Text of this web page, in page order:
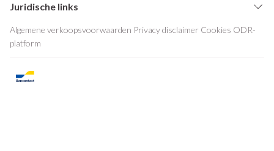
Juridische links
Algemene verkoopsvoorwaarden Privacy disclaimer Cookies ODR-
platform